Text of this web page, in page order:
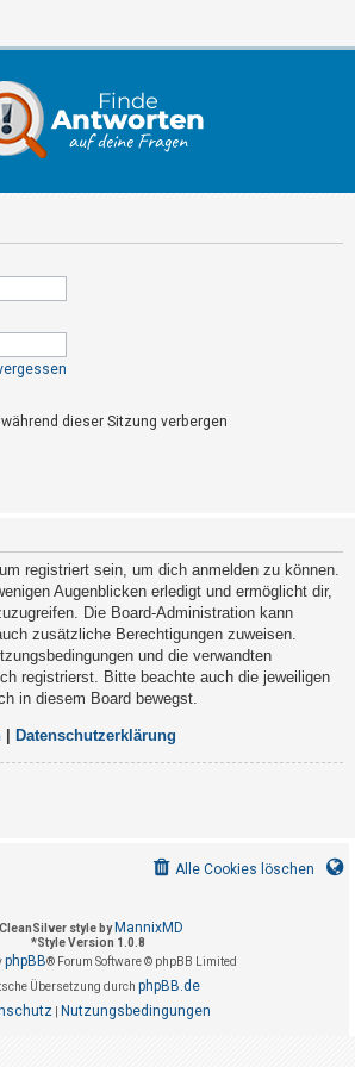
dieser Sitzung verbergen
registriert sein, um dich anmelden zu können.
Augenblicken erledigt und ermöglicht dir,
Die Board-Administration kann
zusätzliche Berechtigungen zuweisen.
und die verwandten
registrierst. Bitte beachte auch die jeweiligen
in diesem Board bewegst.
Datenschutzerklärung
Alle Cookies löschen
CleanSilver style by MannixMD
*Style Version 1.0.8
phpBB® Forum Software © phpBB Limited
Übersetzung durch phpBB.de
| Nutzungsbedingungen